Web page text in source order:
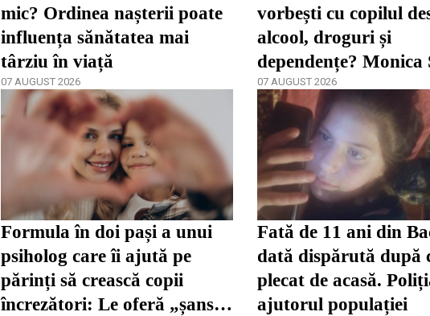
mic? Ordinea nașterii poate
influența sănătatea mai
târziu în viață
07 AUGUST 2026
vorbești cu copilul
alcool, droguri și
dependențe? Monica
spune că părinții
târziu
07 AUGUST 2026
Formula în doi pași a unui
psiholog care îi ajută pe
părinți să crească copii
încrezători: Le oferă „șansa
Fată de 11 ani din
dată dispărută după
plecat de acasă.
ajutorul populației